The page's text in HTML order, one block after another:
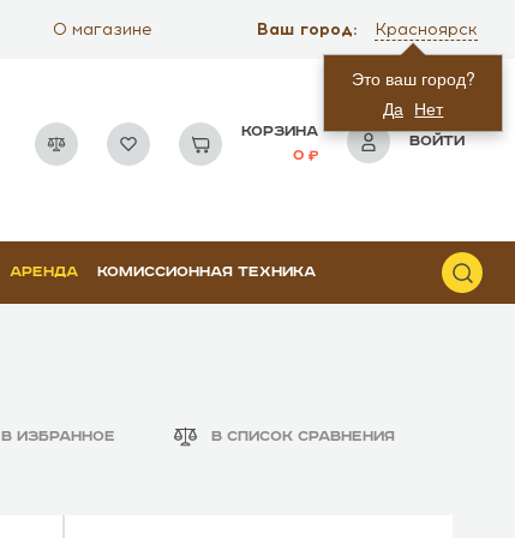
О магазине Ваш город:
Это ваш город?
Да Нет
Красноярск
КОРЗИНА
0
ВОЙТИ
АРЕНДА КОМИССИОННАЯ ТЕХНИКА
В ИЗБРАННОЕ В СПИСОК СРАВНЕНИЯ